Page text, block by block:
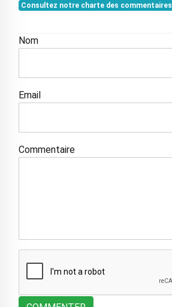
Consultez notre charte des commentaires
Nom
Email
Commentaire